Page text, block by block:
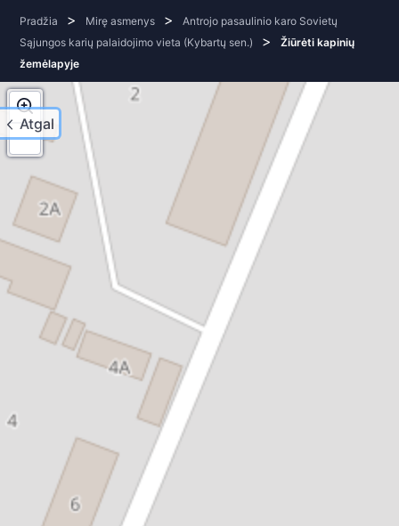
Atgal
Pradžia > Mirę asmenys >
Antrojo pasaulinio karo Sovietų
Sąjungos karių palaidojimo vieta (Kybartų sen.)
>
Žiūrėti kapinių
žemėlapyje